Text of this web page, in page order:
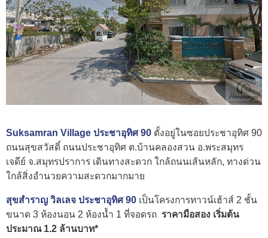
Suksamran Village ประชาอุทิศ 90 ตั้งอยู่ในซอยประชาอุทิศ 90
ถนนสุขสวัสดิ์ ถนนประชาอุทิศ ต.บ้านคลองสวน อ.พระสมุทร
เจดีย์ จ.สมุทรปราการ เดินทางสะดวก ใกล้ถนนเส้นหลัก, ทางด่วน
ใกล้สิ่งอำนวยความสะดวกมากมาย
สุขสำราญ วิลเลจ ประชาอุทิศ 90 เป็นโครงการทาวน์เฮ้าส์ 2 ชั้น
ขนาด 3 ห้องนอน 2 ห้องน้ำ 1 ที่จอดรถ ราคามือสอง เริ่มต้น
ประมาณ 1.2 ล้านบาท*